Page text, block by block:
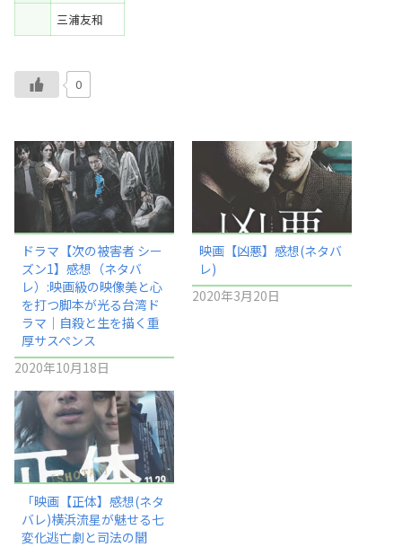
三浦友和
0
ドラマ【次の被害者 シー
ズン1】感想（ネタバ
レ）:映画級の映像美と心
を打つ脚本が光る台湾ド
ラマ｜自殺と生を描く重
厚サスペンス
2020年10月18日
映画【凶悪】感想(ネタバ
レ)
2020年3月20日
「映画【正体】感想(ネタ
バレ)横浜流星が魅せる七
変化逃亡劇と司法の闇